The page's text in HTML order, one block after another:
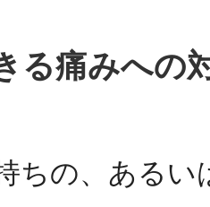
る痛みへの
ちの、ある